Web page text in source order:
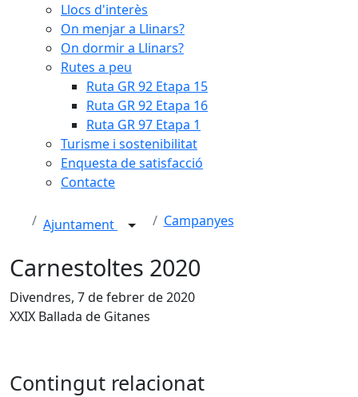
Llocs d'interès
On menjar a Llinars?
On dormir a Llinars?
Rutes a peu
Ruta GR 92 Etapa 15
Ruta GR 92 Etapa 16
Ruta GR 97 Etapa 1
Turisme i sostenibilitat
Enquesta de satisfacció
Contacte
Ajuntament Campanyes
Carnestoltes 2020
Divendres, 7 de febrer de 2020
XXIX Ballada de Gitanes
Contingut relacionat